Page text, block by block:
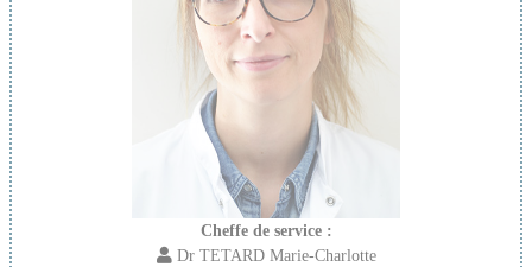
Cheffe de service :
Dr TETARD Marie-Charlotte